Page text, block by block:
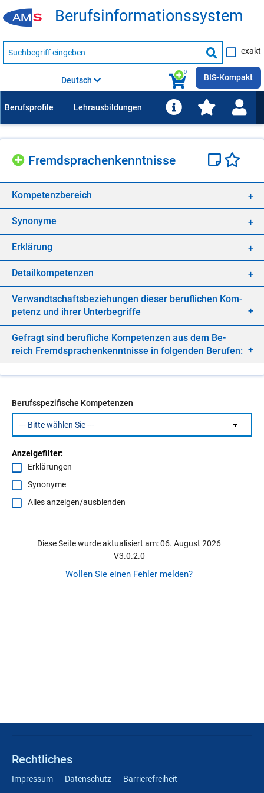
Be­rufs­in­for­ma­ti­ons­sys­tem
Suche
nach
Suche
starten
exakt
0
Deutsch BIS-Kompakt
Fremd­spra­chen­kennt­nis­se
Kom­pe­tenz­be­reich
Syn­ony­me
Er­klä­rung
De­tail­kom­pe­ten­zen
Ver­wandt­schafts­be­zie­hun­gen die­ser be­ruf­li­chen Kom­
pe­tenz und ih­rer Un­ter­be­grif­fe
Ge­fragt sind be­ruf­li­che Kom­pe­ten­zen aus dem Be­
reich Fremd­spra­chen­kennt­nis­se in fol­gen­den Be­ru­fen:
Berufsspezifische Kompetenzen
Anzeigefilter:
Erklärungen
Synonyme
Alles anzeigen/ausblenden
Diese Seite wurde aktualisiert am: 06. August 2026
V3.0.2.0
Wollen Sie einen Fehler melden?
Rechtliches
Impressum Datenschutz Barrierefreiheit